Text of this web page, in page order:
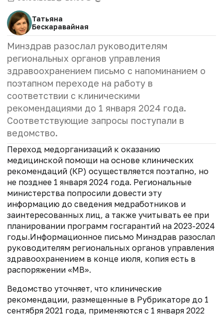
Татьяна
Бескаравайная
Минздрав разослал руководителям
региональных органов управления
здравоохранением письмо с напоминанием о
поэтапном переходе на работу в
соответствии с клиническими
рекомендациями до 1 января 2024 года.
Соответствующие запросы поступали в
ведомство.
Переход медорганизаций к оказанию
медицинской помощи на основе клинических
рекомендаций (КР) осуществляется поэтапно, но
не позднее 1 января 2024 года. Региональные
министерства попросили довести эту
информацию до сведения медработников и
заинтересованных лиц, а также учитывать ее при
планировании программ госгарантий на 2023-2024
годы.Информационное письмо Минздрав разослал
руководителям региональных органов управления
здравоохранением в конце июля, копия есть в
распоряжении «МВ».
Ведомство уточняет, что клинические
рекомендации, размещенные в Рубрикаторе до 1
сентября 2021 года, применяются с 1 января 2022